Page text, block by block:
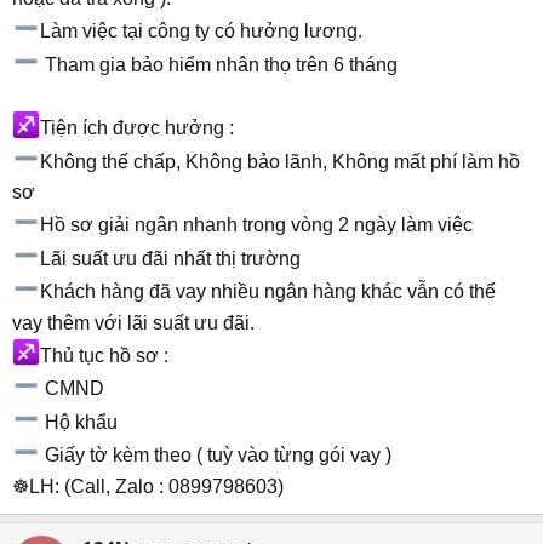
Làm việc tại công ty có hưởng lương.
Tham gia bảo hiểm nhân thọ trên 6 tháng
Tiện ích được hưởng :
Không thế chấp, Không bảo lãnh, Không mất phí làm hồ
sơ
Hồ sơ giải ngân nhanh trong vòng 2 ngày làm việc
Lãi suất ưu đãi nhất thị trường
Khách hàng đã vay nhiều ngân hàng khác vẫn có thể
vay thêm với lãi suất ưu đãi.
Thủ tục hồ sơ :
CMND
Hộ khẩu
Giấy tờ kèm theo ( tuỳ vào từng gói vay )
☸LH: (Call, Zalo : 0899798603)